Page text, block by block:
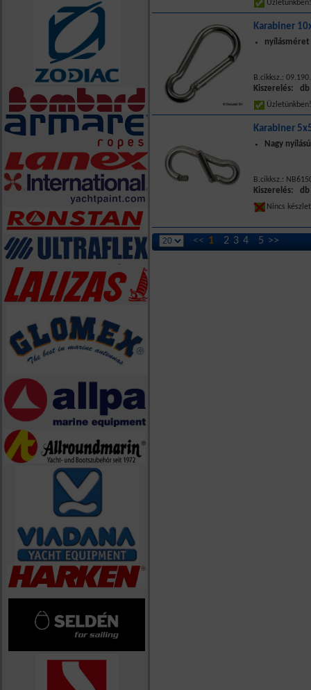
Karabiner
nyílásméret
B.cikksz.:
Kiszerelés: db
Karabiner
Nagy
B.cikksz.:
Kiszerelés: db
Nincs
<< 1 2 3 4 5 >>